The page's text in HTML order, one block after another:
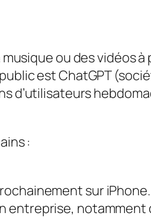
ou des vidéos à
est ChatGPT
d’utilisateurs
:
sur iPhone.
entreprise, notamment